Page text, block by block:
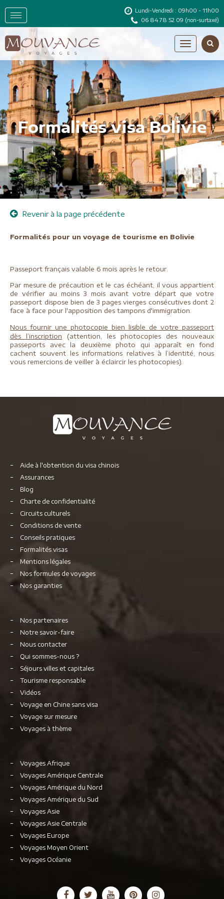
Lundi-Vendredi : 09h00 - 11h00
06 84 78 52 09 (non-surtaxé)
Formalités visa Bolivie
Revenir à la page précédente
Formalités pour un voyage de tourisme en Bolivie
Passeport français valable 6 mois après le retour.
Par mesure de précaution et le cas échéant, il vous appartient
de vérifier au moins 3 mois avant votre départ que votre
passeport dispose bien de 3 pages vierges consécutives dont 2
face à face pour l'apposition des tampons d'immigration.
Nous fournir une photocopie bien lisible de votre passeport
dès l’inscription (attention, les photocopies des nouveaux
passeports avec la deuxième photo qui apparaît en fond
cachent souvent les informations relatives à l’identité, nous
vous remercions de veiller à éclaircir les photocopies).
Aide à l'obtention du visa chinois
Assurances
Blog
Charte de confidentialité
Circuits culturels
Conditions de vente
Conseils pratiques
Formalités visas
Mentions légales
Nos formules de voyages
Nos garanties
Nos partenaires
Notre savoir-faire
Nous contacter
Qui sommes-nous ?
Séjours villes et capitales
Tourisme responsable
Vidéos
Voyage en Chine sans visa
Voyage sur mesure
Voyages à thème
Voyages Afrique
Voyages Amérique Centrale
Voyages Amérique du Nord
Voyages Amérique du Sud
Voyages Asie
Voyages Asie Centrale
Voyages Europe
Voyages Moyen Orient
Voyages Océanie